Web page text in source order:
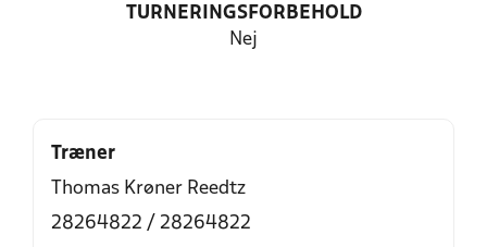
TURNERINGSFORBEHOLD
Nej
Træner
Thomas Krøner Reedtz
28264822 / 28264822